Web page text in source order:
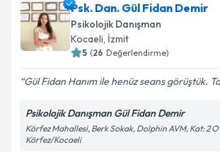
Psk. Dan. Gül Fidan Demir
Psikolojik Danışman
Kocaeli, İzmit
5 (26 Değerlendirme)
Gül Fidan Hanım ile henüz seans görüştük.
Psikolojik Danışman Gül Fidan Demir
Körfez Mahallesi, Berk Sokak, Dolphin AVM, Kat: 2
Körfez/Kocaeli